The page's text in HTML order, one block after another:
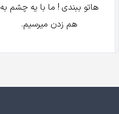
هاتو ببندی ! ما با یه چشم به
هم زدن میرسیم.